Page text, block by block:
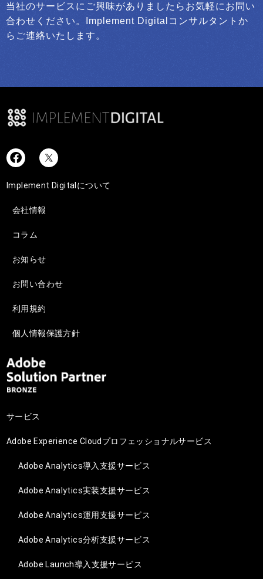
当社のサービスにご興味がありましたらお気軽にお問い
合わせください。Implement Digitalコンサルタントか
らご連絡いたします。
Implement Digitalについて
会社情報
コラム
お知らせ
お問い合わせ
利用規約
個人情報保護方針
サービス
Adobe Experience Cloudプロフェッショナルサービス
Adobe Analytics導入支援サービス
Adobe Analytics実装支援サービス
Adobe Analytics運用支援サービス
Adobe Analytics分析支援サービス
Adobe Launch導入支援サービス